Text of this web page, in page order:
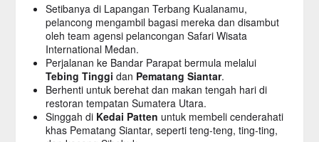
Setibanya di Lapangan Terbang Kualanamu,
pelancong mengambil bagasi mereka dan disambut
oleh team agensi pelancongan Safari Wisata
International Medan.
Perjalanan ke Bandar Parapat bermula melalui
Tebing Tinggi dan Pematang Siantar.
Berhenti untuk berehat dan makan tengah hari di
restoran tempatan Sumatera Utara.
Singgah di Kedai Patten untuk membeli cenderahati
khas Pematang Siantar, seperti teng-teng, ting-ting,